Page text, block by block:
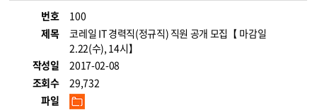
번호
100
제목
코레일 IT 경력직(정규직) 직원 공개 모집【 마감일
2.22(수), 14시】
작성일
2017-02-08
조회수
29,732
파일